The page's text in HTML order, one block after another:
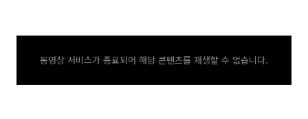
동영상 서비스가 종료되어 해당 콘텐츠를 재생할 수 없습니다.